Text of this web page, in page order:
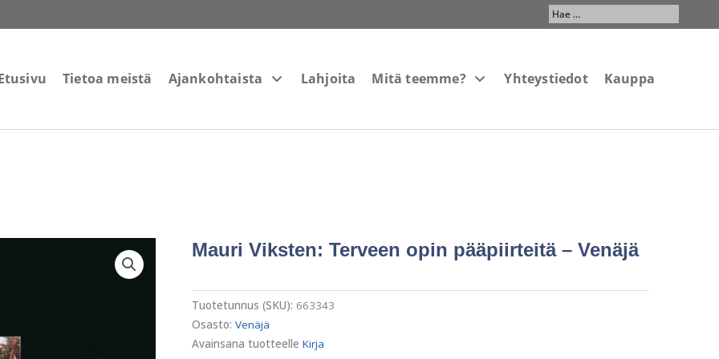
Search
...
Tietoa meistä Ajankohtaista Lahjoita Mitä teemme? Yhteystiedot Kauppa
Mauri Viksten: Terveen opin pääpiirteitä – Venäjä
Tuotetunnus (SKU): 663343
Osasto: Venäjä
Avainsana tuotteelle Kirja